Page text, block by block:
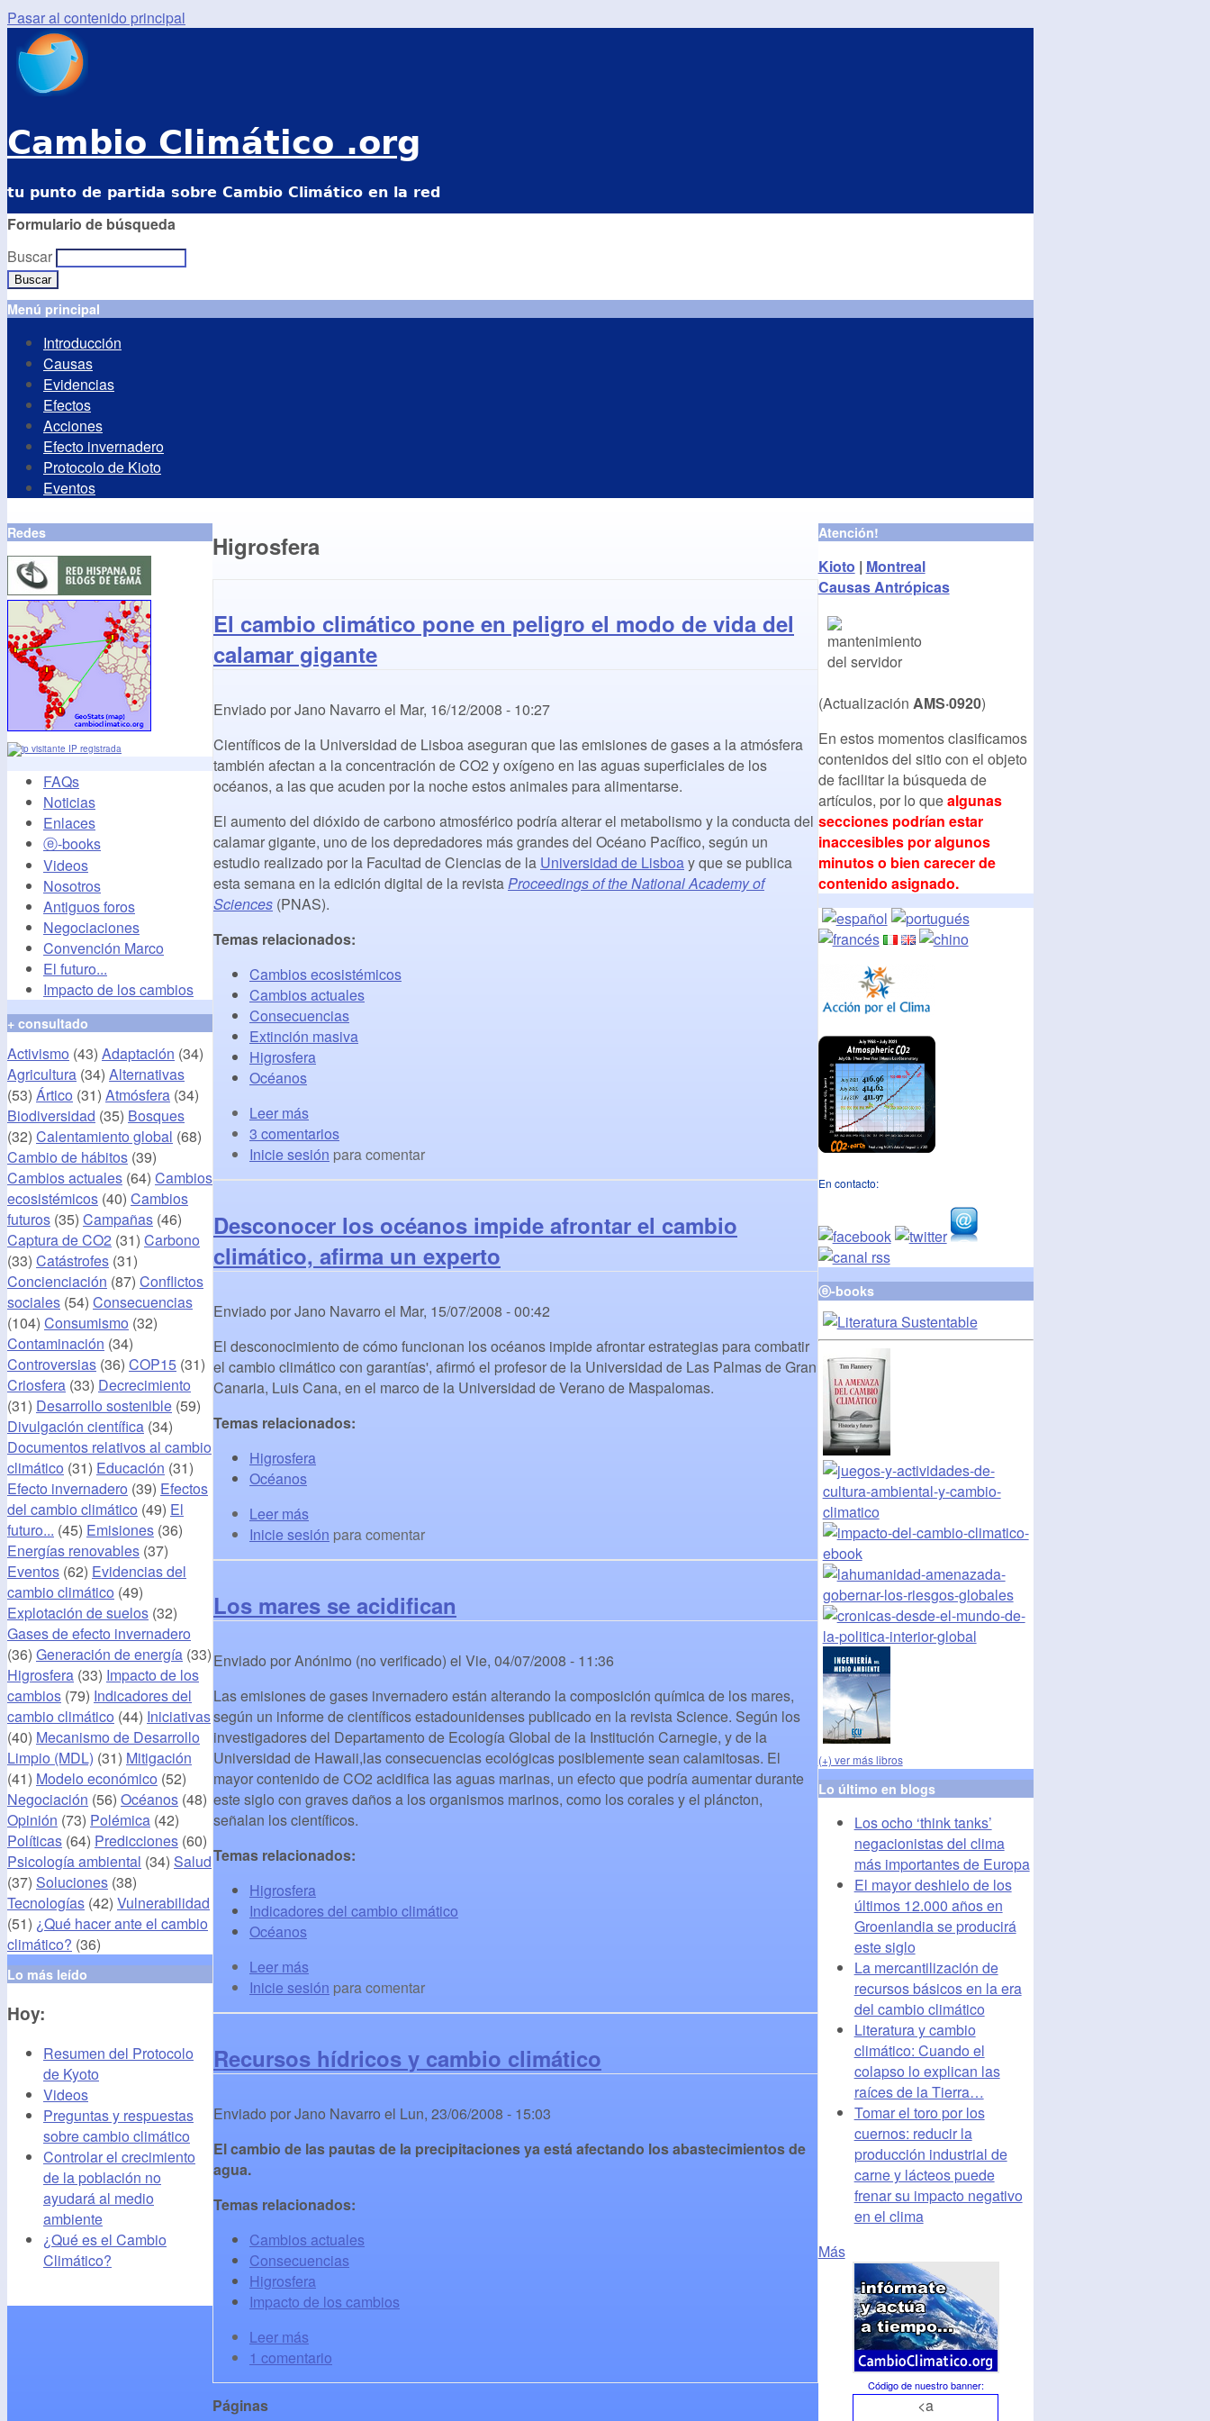
Pasar al contenido principal
Cambio Climático .org
tu punto de partida sobre Cambio Climático en la red
Formulario de búsqueda
Buscar
Menú principal
Introducción
Causas
Evidencias
Efectos
Acciones
Efecto invernadero
Protocolo de Kioto
Eventos
Higrosfera
El cambio climático pone en peligro el modo de vida del
calamar gigante
Enviado porJano Navarro el Mar, 16/12/2008 - 10:27
Científicos de la Universidad de Lisboa aseguran que las emisiones de gases a la atmósfera
también afectan a la concentración de CO2 y oxígeno en las aguas superficiales de los
océanos, a las que acuden por la noche estos animales para alimentarse.
El aumento del dióxido de carbono atmosférico podría alterar el metabolismo y la conducta del
calamar gigante, uno de los depredadores más grandes del Océano Pacífico, según un
estudio realizado por la Facultad de Ciencias de la Universidad de Lisboay que se publica
esta semana en la edición digital de la revistaProceedings of the National Academy of
Sciences (PNAS).
Temas relacionados:
Cambios ecosistémicos
Cambios actuales
Consecuencias
Extinción masiva
Higrosfera
Océanos
Leer más
3 comentarios
Inicie sesión para comentar
Desconocer los océanos impide afrontar el cambio
climático, afirma un experto
Enviado porJano Navarro el Mar, 15/07/2008 - 00:42
El desconocimiento de cómo funcionan los océanos impide afrontar estrategias para combatir
el cambio climático con garantías', afirmó el profesor de la Universidad de Las Palmas de Gran
Canaria, Luis Cana, en el marco de la Universidad de Verano de Maspalomas.
Temas relacionados:
Higrosfera
Océanos
Leer más
Inicie sesión para comentar
Los mares se acidifican
Enviado porAnónimo (no verificado) el Vie, 04/07/2008 - 11:36
Las emisiones de gases invernadero están alterando la composición química de los mares,
según un informe de científicos estadounidenses publicado en la revista Science. Según los
investigadores del Departamento de Ecología Global de la Institución Carnegie, y de la
Universidad de Hawaii,las consecuencias ecológicas posiblemente sean calamitosas. El
mayor contenido de CO2 acidifica las aguas marinas, un efecto que podría aumentar durante
este siglo con graves daños a los organismos marinos, como los corales y el pláncton,
señalan los científicos.
Temas relacionados:
Higrosfera
Indicadores del cambio climático
Océanos
Leer más
Inicie sesión para comentar
Recursos hídricos y cambio climático
Enviado porJano Navarro el Lun, 23/06/2008 - 15:03
El cambio de las pautas de la precipitaciones ya está afectando los abastecimientos de
agua.
Temas relacionados:
Cambios actuales
Consecuencias
Higrosfera
Impacto de los cambios
Leer más
1 comentario
Páginas
Redes
IP registrada
FAQs
Noticias
Enlaces
ⓔ-books
Videos
Nosotros
Antiguos foros
Negociaciones
Convención Marco
El futuro...
Impacto de los cambios
+ consultado
Activismo (43) Adaptación (34)
Agricultura (34) Alternativas
(53) Ártico (31) Atmósfera (34)
Biodiversidad (35) Bosques
(32) Calentamiento global (68)
Cambio de hábitos (39)
Cambios actuales (64) Cambios
ecosistémicos (40) Cambios
futuros (35) Campañas (46)
Captura de CO2 (31) Carbono
(33) Catástrofes (31)
Concienciación (87) Conflictos
sociales (54) Consecuencias
(104) Consumismo (32)
Contaminación (34)
Controversias (36) COP15 (31)
Criosfera (33) Decrecimiento
(31) Desarrollo sostenible (59)
Divulgación científica (34)
Documentos relativos al cambio
climático (31) Educación (31)
Efecto invernadero (39) Efectos
del cambio climático (49) El
futuro... (45) Emisiones (36)
Energías renovables (37)
Eventos (62) Evidencias del
cambio climático (49)
Explotación de suelos (32)
Gases de efecto invernadero
(36) Generación de energía (33)
Higrosfera (33) Impacto de los
cambios (79) Indicadores del
cambio climático (44) Iniciativas
(40) Mecanismo de Desarrollo
Limpio (MDL) (31) Mitigación
(41) Modelo económico (52)
Negociación (56) Océanos (48)
Opinión (73) Polémica (42)
Políticas (64) Predicciones (60)
Psicología ambiental (34) Salud
(37) Soluciones (38)
Tecnologías (42) Vulnerabilidad
(51) ¿Qué hacer ante el cambio
climático? (36)
Lo más leído
Hoy:
Resumen del Protocolo
de Kyoto
Videos
Preguntas y respuestas
sobre cambio climático
Controlar el crecimiento
de la población no
ayudará al medio
ambiente
¿Qué es el Cambio
Climático?
Atención!
Kioto | Montreal
Causas Antrópicas
(Actualización AMS·0920)
En estos momentos clasificamos
contenidos del sitio con el objeto
de facilitar la búsqueda de
artículos, por lo quealgunas
secciones podrían estar
inaccesibles por algunos
minutos o bien carecer de
contenido asignado.
En contacto:
ⓔ-books
(+) ver más libros
Lo último en blogs
Los ocho ‘think tanks’
negacionistas del clima
más importantes de Europa
El mayor deshielo de los
últimos 12.000 años en
Groenlandia se producirá
este siglo
La mercantilización de
recursos básicos en la era
del cambio climático
Literatura y cambio
climático: Cuando el
colapso lo explican las
raíces de la Tierra…
Tomar el toro por los
cuernos: reducir la
producción industrial de
carne y lácteos puede
frenar su impacto negativo
en el clima
Más
Código de nuestro banner:
<a